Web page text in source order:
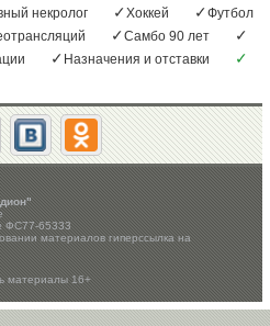
некролог Хоккей
Футбол
Самбо 90 лет
Назначения и отставки
ФС77-65333
материалов гиперссылка на
материалы 16+